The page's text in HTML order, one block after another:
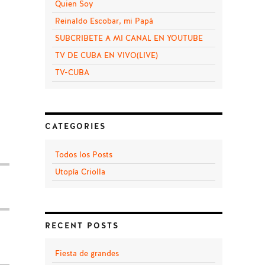
Quien Soy
Reinaldo Escobar, mi Papá
SUBCRIBETE A MI CANAL EN YOUTUBE
TV DE CUBA EN VIVO(LIVE)
TV-CUBA
CATEGORIES
Todos los Posts
Utopía Criolla
RECENT POSTS
Fiesta de grandes